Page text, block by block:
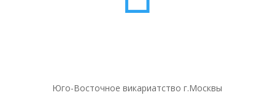
Юго-Восточное викариатство г.Москвы